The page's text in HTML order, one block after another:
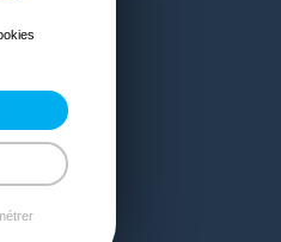
jeudi :
- 16h30
:
- 12h